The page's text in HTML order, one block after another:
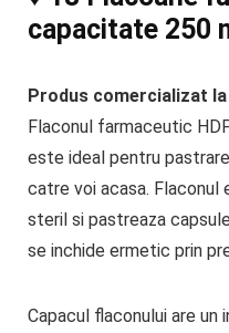
capacitate 250
Produs comercializat la
Flaconul farmaceutic
este ideal pentru
catre voi acasa. Flaconul
steril si pastreaza
se inchide ermetic prin
Capacul flaconului are un